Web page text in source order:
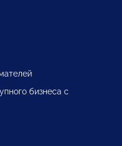
бизнеса с